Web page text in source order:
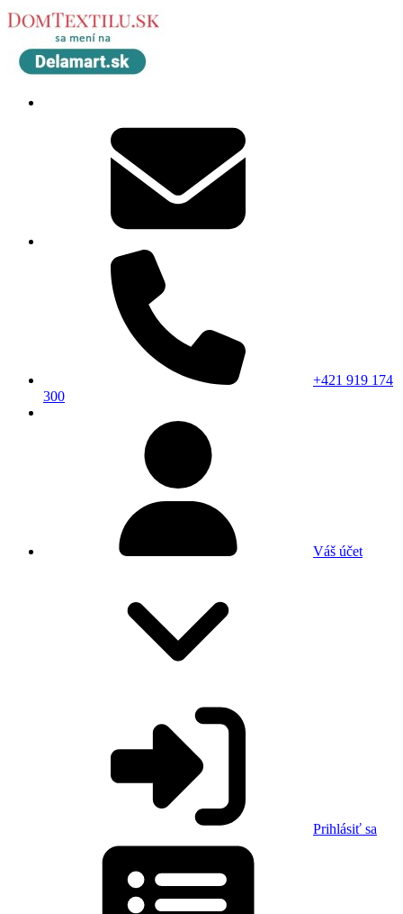
+421 919 174
300
Váš účet
Prihlásiť sa